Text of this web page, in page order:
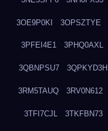
3OE9P0KI 3OPSZTYE
3PFEI4E1 3PHQ0AXL
3QBNPSU7 3QPKYD3H
3RM5TAUQ 3RV0N612
3TFI7CJL 3TKFBN73